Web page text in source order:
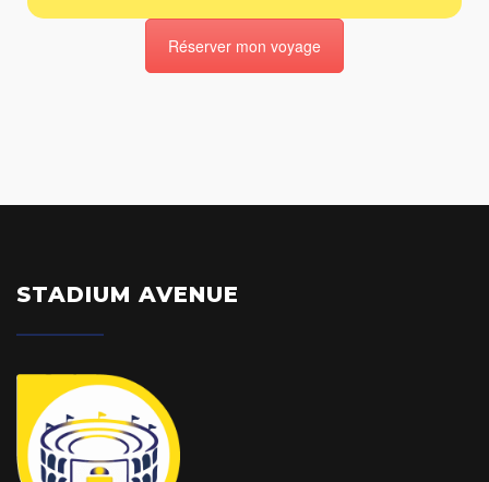
Réserver mon voyage
STADIUM AVENUE